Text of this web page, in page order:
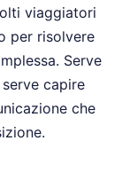
viaggiatori
per risolvere
Serve
capire
che